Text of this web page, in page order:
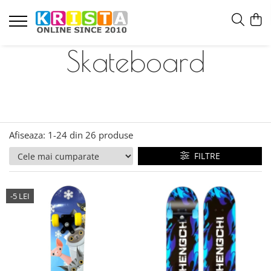
Skateboard
Afiseaza: 1-24 din 26 produse
FILTRE
-5 LEI